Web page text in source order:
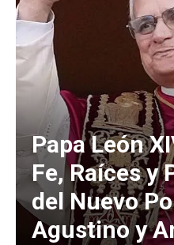
Papa León
Fe, Raíces y
del Nuevo
Agustino y